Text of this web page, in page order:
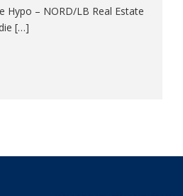
Hypo – NORD/LB Real Estate
[…]